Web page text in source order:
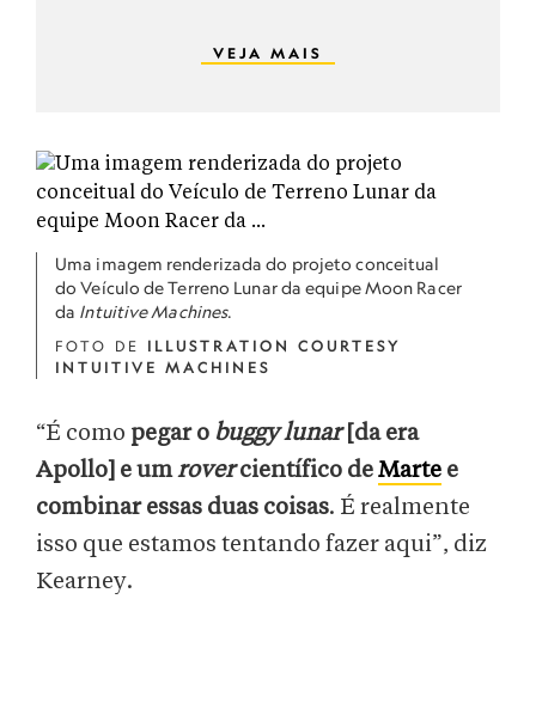
VEJA MAIS
Uma imagem renderizada do projeto conceitual
do Veículo de Terreno Lunar da equipe Moon Racer
da Intuitive Machines.
FOTO DE ILLUSTRATION COURTESY
INTUITIVE MACHINES
“É como pegar o buggy lunar[da era
Apollo] e umrovercientífico deMarte e
combinar essas duas coisas. É realmente
isso que estamos tentando fazer aqui”, diz
Kearney.